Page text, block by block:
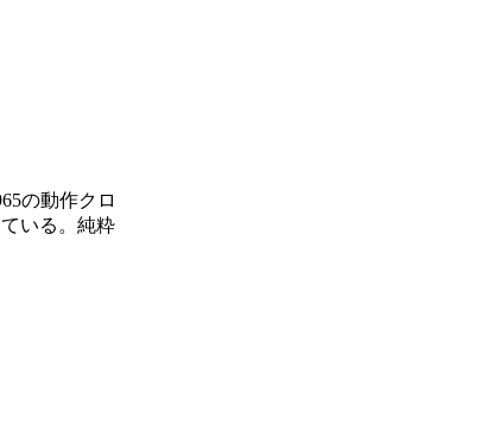
の動作クロ
いる。純粋